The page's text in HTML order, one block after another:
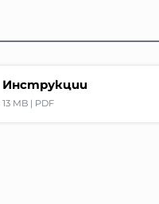
Инструкции
13 MB | PDF